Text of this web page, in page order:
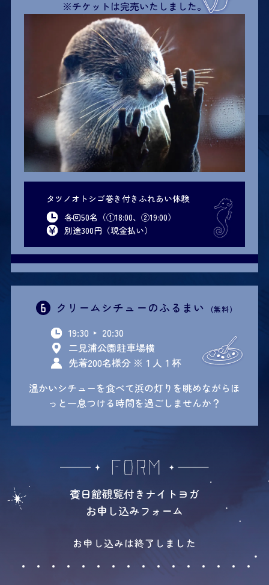
タツノオトシゴ巻き付きふれあい体験
各回50名（①18:00、②19:00）
別途300円（現金払い）
※チケットは完売いたしました。
クリームシチューのふるまい (無料)
19:30
20:30
二見浦公園駐車場横
先着200名様分 ※１人１杯
温かいシチューを食べて浜の灯りを眺めながらほ
っと一息つける時間を過ごしませんか？
賓日館観覧付きナイトヨガ
お申し込みフォーム
お申し込みは終了しました